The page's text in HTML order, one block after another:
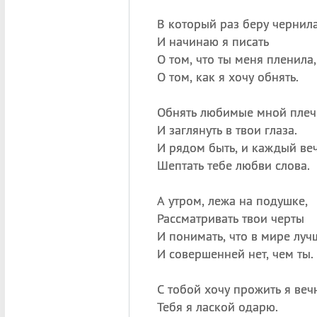
В который раз беру
И начинаю я писать
О том, что ты меня пленила,
О том, как я хочу обнять.
Обнять любимые мной
И заглянуть в твои глаза.
И рядом быть, и каждый
Шептать тебе любви слова.
А утром, лежа на подушке,
Рассматривать твои черты
И понимать, что в мире
И совершенней нет, чем ты.
С тобой хочу прожить я
Тебя я лаской одарю.